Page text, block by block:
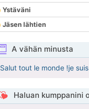
Ystäväni
Jäsen lähtien
A vähän minusta
Salut tout le monde !je
Haluan kumppanini